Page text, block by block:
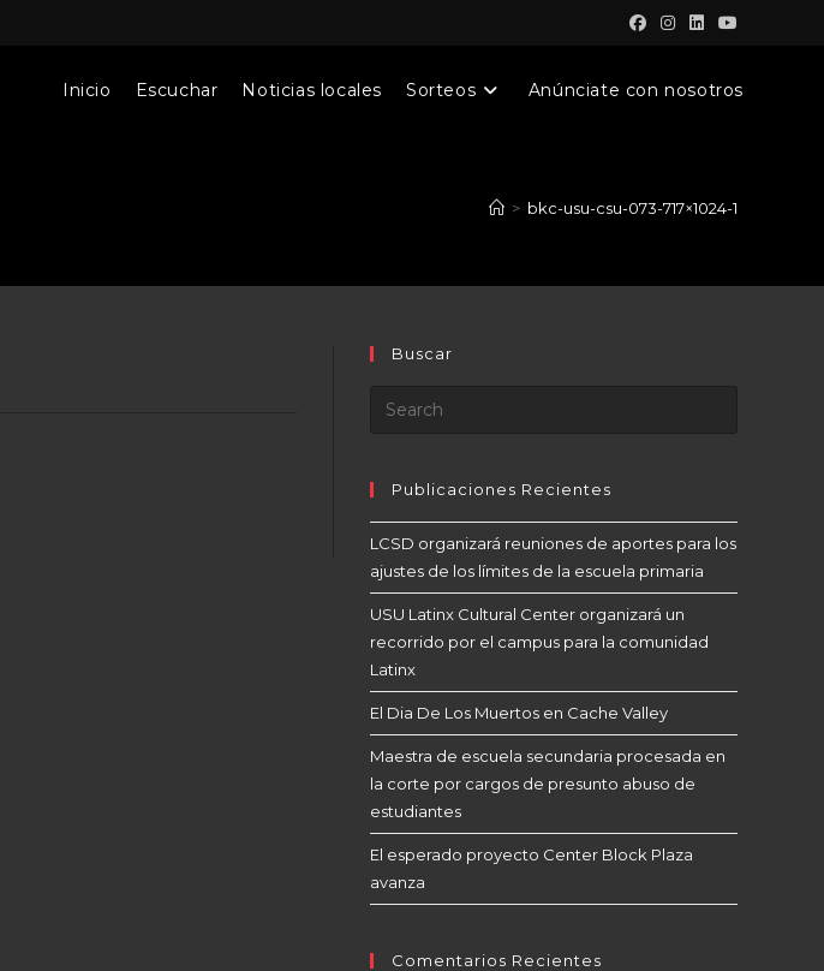
Inicio Escuchar Noticias locales Sorteos Anúnciate con nosotros
> bkc-usu-csu-073-717×1024-1
Buscar
Publicaciones Recientes
LCSD organizará reuniones de aportes para los
ajustes de los límites de la escuela primaria
USU Latinx Cultural Center organizará un
recorrido por el campus para la comunidad
Latinx
El Dia De Los Muertos en Cache Valley
Maestra de escuela secundaria procesada en
la corte por cargos de presunto abuso de
estudiantes
El esperado proyecto Center Block Plaza
avanza
Comentarios Recientes